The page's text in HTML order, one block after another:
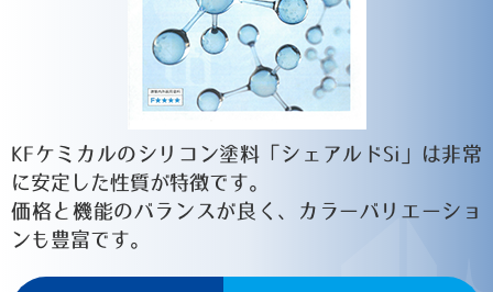
KFケミカルのシリコン塗料「シェアルドSi」は非常
に安定した性質が特徴です。
価格と機能のバランスが良く、カラーバリエーショ
ンも豊富です。